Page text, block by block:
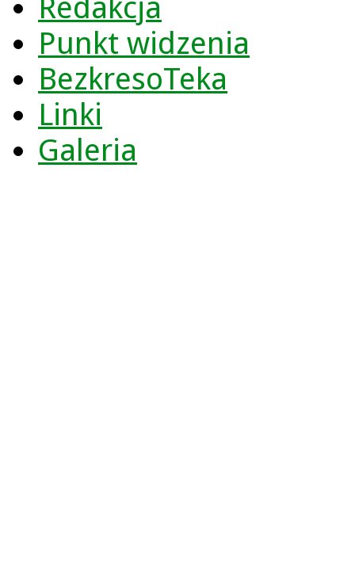
Redakcja
Punkt widzenia
BezkresoTeka
Linki
Galeria